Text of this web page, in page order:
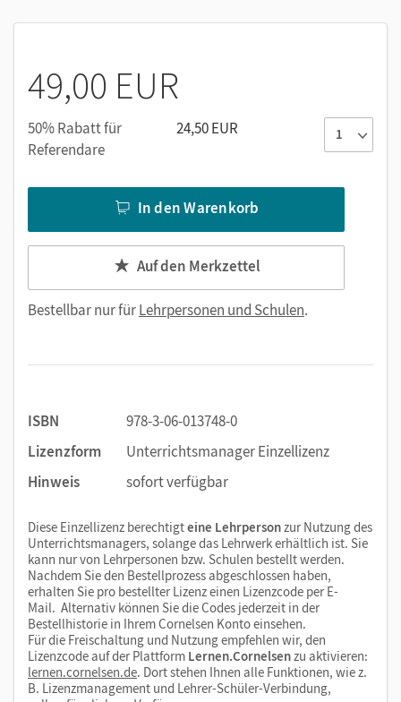
49,00 EUR
50% Rabatt für
Referendare
24,50 EUR
In den Warenkorb
Auf den Merkzettel
Bestellbar nur fürLehrpersonen und Schulen.
ISBN
978-3-06-013748-0
Lizenzform
Unterrichtsmanager Einzellizenz
Hinweis
sofort verfügbar
Diese Einzellizenz berechtigteine Lehrpersonzur Nutzung des
Unterrichtsmanagers, solange das Lehrwerk erhältlich ist. Sie
kann nur von Lehrpersonen bzw. Schulen bestellt werden.
Nachdem Sie den Bestellprozess abgeschlossen haben,
erhalten Sie pro bestellter Lizenz einen Lizenzcode per E-
Mail. Alternativ können Sie die Codes jederzeit in der
Bestellhistorie in Ihrem Cornelsen Konto einsehen.
Für die Freischaltung und Nutzung empfehlen wir, den
Lizenzcode auf der Plattform Lernen.Cornelsenzu aktivieren:
lernen.cornelsen.de. Dort stehen Ihnen alle Funktionen, wie z.
B. Lizenzmanagement und Lehrer-Schüler-Verbindung,